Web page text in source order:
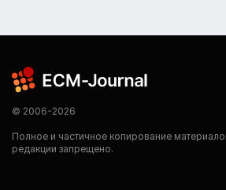
© 2006-2026
Полное и частичное копирование
редакции запрещено.